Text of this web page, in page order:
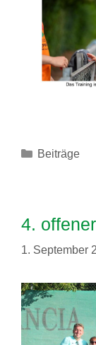
Kategorien
Beiträge
4.
1. September